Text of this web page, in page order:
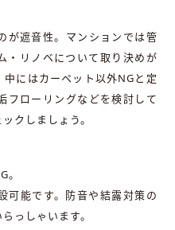
が遮音性。マンションでは管
・リノベについて取り決めが
にはカーペット以外NGと定
フローリングなどを検討して
クしましょう。
。
可能です。防音や結露対策の
っしゃいます。